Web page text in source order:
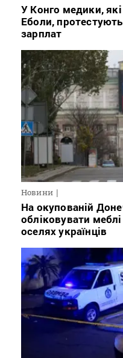
У Конго медики,
Еболи,
зарплат
Новини
На окупованій
обліковувати
оселях українців